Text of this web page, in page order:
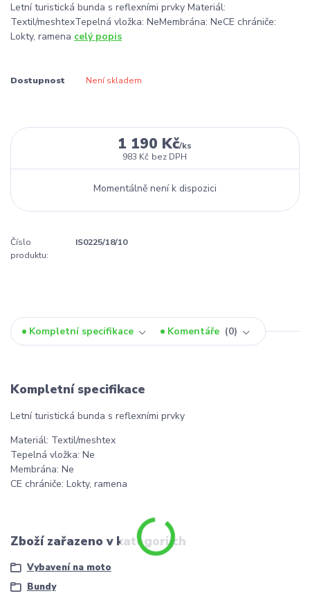
Letní turistická bunda s reflexními prvky Materiál:
Textil/meshtexTepelná vložka: NeMembrána: NeCE chrániče:
Lokty, ramena celý popis
Dostupnost Není skladem
1 190 Kč/ks
983 Kč bez DPH
Momentálně není k dispozici
Číslo
produktu:
IS0225/18/10
Kompletní specifikace Komentáře 0
Kompletní specifikace
Letní turistická bunda s reflexními prvky
Materiál: Textil/meshtex
Tepelná vložka: Ne
Membrána: Ne
CE chrániče: Lokty, ramena
Zboží zařazeno v kategoriích
Vybavení na moto
Bundy